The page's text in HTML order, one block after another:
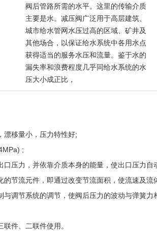
阀后管路所需的水平。这里的传输介质
主要是水。减压阀广泛用于高层建筑、
城市给水管网水压过高的区域、矿井及
其他场合，以保证给水系统中各用水点
获得适当的服务水压和流量。鉴于水的
漏失率和浪费程度几乎同给水系统的水
压大小成正比，
漂移量小，压力特性好;
;
压力，并依靠介质本身的能量，使出口压力自
节流元件，即通过改变节流面积，使流速及流
调节系统的调节，使阀后压力的波动与弹簧力
件、二联件使用。